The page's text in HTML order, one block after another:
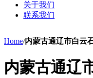
关于我们
联系我们
Home/内蒙古通辽市白云
内蒙古通辽